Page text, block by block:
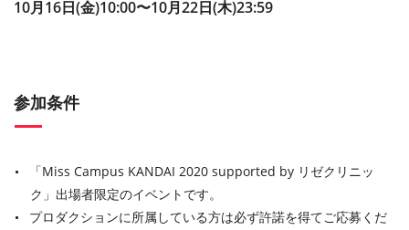
10⽉16⽇(金)10:00〜10⽉22⽇(木)23:59
参加条件
「Miss Campus KANDAI 2020 supported by リゼクリニッ
ク」出場者限定のイベントです。
プロダクションに所属している⽅は必ず許諾を得てご応募くだ